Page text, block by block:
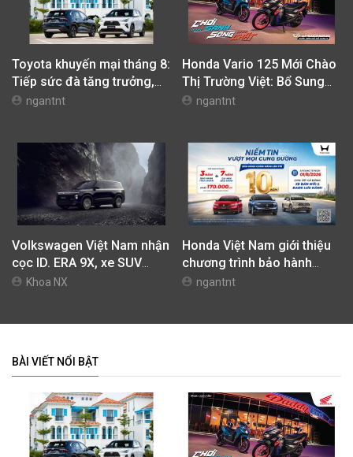
Toyota khuyến mại tháng 8:
Tiếp sức đà tăng trưởng,
tối ưu chi phí mua xe
ngantnt
Honda Vario 125 Mới Chào
Thị Trường Việt: Bổ Sung
Phiên Bản Street, Giá Từ
ngantnt
Volkswagen Việt Nam nhận
cọc ID. ERA 9X, xe SUV
EREV dự kiến giá dưới 3 tỷ
Khoa NX
Honda Việt Nam giới thiệu
chương trình bảo hành
chính hãng lên tới 10 năm
ngantnt
BÀI VIẾT NỔI BẬT